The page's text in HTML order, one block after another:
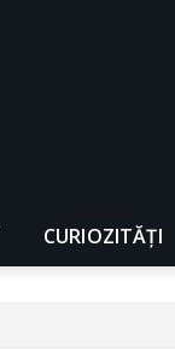
CURIOZITĂȚI